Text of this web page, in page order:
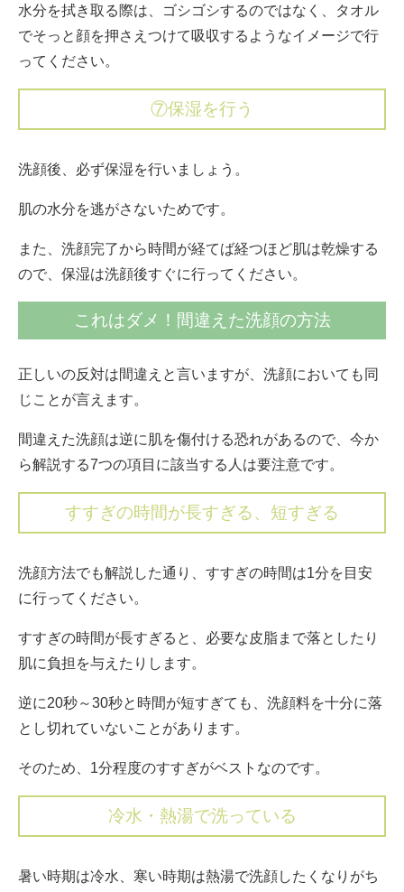
水分を拭き取る際は、ゴシゴシするのではなく、タオル
でそっと顔を押さえつけて吸収するようなイメージで行
ってください。
⑦保湿を行う
洗顔後、必ず保湿を行いましょう。
肌の水分を逃がさないためです。
また、洗顔完了から時間が経てば経つほど肌は乾燥する
ので、保湿は洗顔後すぐに行ってください。
これはダメ！間違えた洗顔の方法
正しいの反対は間違えと言いますが、洗顔においても同
じことが言えます。
間違えた洗顔は逆に肌を傷付ける恐れがあるので、今か
ら解説する7つの項目に該当する人は要注意です。
すすぎの時間が長すぎる、短すぎる
洗顔方法でも解説した通り、すすぎの時間は1分を目安
に行ってください。
すすぎの時間が長すぎると、必要な皮脂まで落としたり
肌に負担を与えたりします。
逆に20秒～30秒と時間が短すぎても、洗顔料を十分に落
とし切れていないことがあります。
そのため、1分程度のすすぎがベストなのです。
冷水・熱湯で洗っている
暑い時期は冷水、寒い時期は熱湯で洗顔したくなりがち